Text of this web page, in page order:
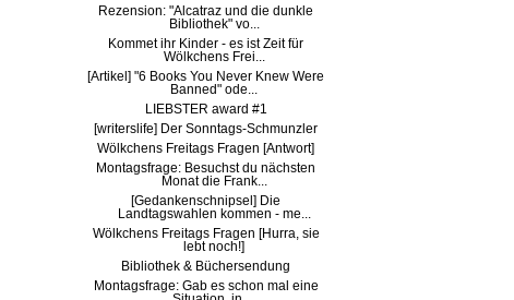
Rezension: "Alcatraz und die dunkle
Bibliothek" vo...
Kommet ihr Kinder - es ist Zeit für
Wölkchens Frei...
[Artikel] "6 Books You Never Knew Were
Banned" ode...
LIEBSTER award #1
[writerslife] Der Sonntags-Schmunzler
Wölkchens Freitags Fragen [Antwort]
Montagsfrage: Besuchst du nächsten
Monat die Frank...
[Gedankenschnipsel] Die
Landtagswahlen kommen - me...
Wölkchens Freitags Fragen [Hurra, sie
lebt noch!]
Bibliothek & Büchersendung
Montagsfrage: Gab es schon mal eine